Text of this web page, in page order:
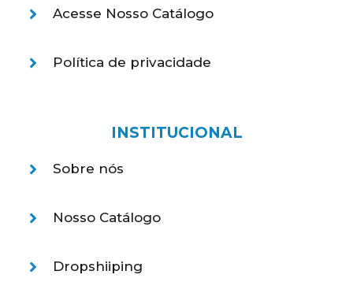
Acesse Nosso Catálogo
Política de privacidade
INSTITUCIONAL
Sobre nós
Nosso Catálogo
Dropshiiping